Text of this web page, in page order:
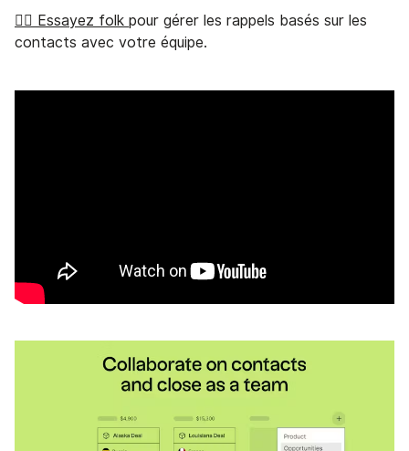
👉🏼 Essayez folk pour gérer les rappels basés sur les
contacts avec votre équipe.